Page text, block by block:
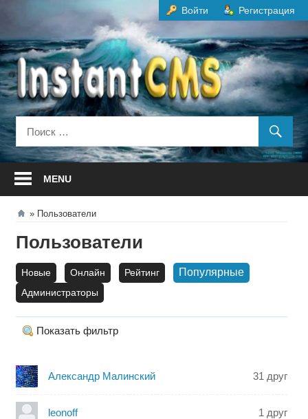
содержанию
Войти Регистрация
MENU
Пользователи
Пользователи
Новые Онлайн Рейтинг Популярные
Администраторы
Показать фильтр
Александр Малинский 31 друг
leonoff 1 друг